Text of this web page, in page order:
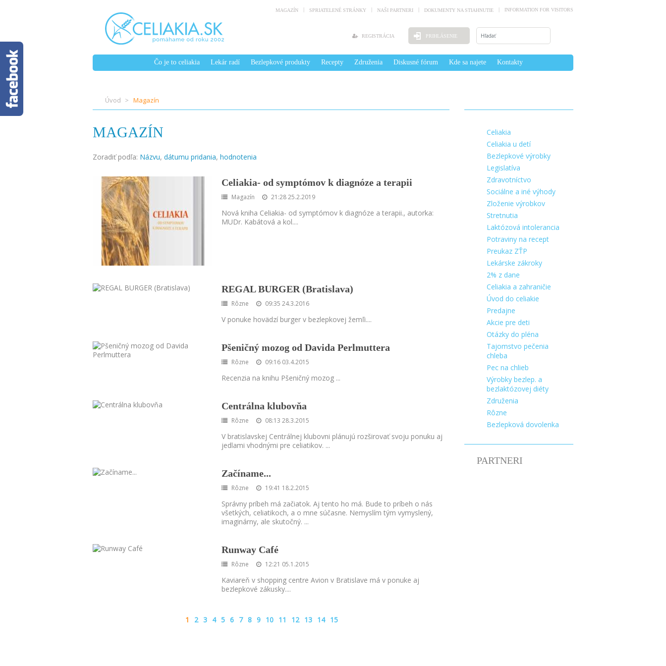
MAGAZÍN SPRIATELENÉ STRÁNKY NAŠI PARTNERI DOKUMENTY NA STIAHNUTIE INFORMATION FOR VISITORS
REGISTRÁCIA PRIHLÁSENIE
Čo je to celiakia Lekár radí Bezlepkové produkty Recepty Združenia Diskusné fórum Kde sa najete Kontakty
Úvod Magazín
MAGAZÍN
Zoradiť podľa: Názvu, dátumu pridania, hodnotenia
Celiakia- od symptómov k diagnóze a terapii
Magazín 21:28 25.2.2019
Nová kniha Celiakia- od symptómov k diagnóze a terapii., autorka:
MUDr. Kabátová a kol....
REGAL BURGER (Bratislava)
Rôzne 09:35 24.3.2016
V ponuke hovädzí burger v bezlepkovej žemľi....
Pšeničný mozog od Davida Perlmuttera
Rôzne 09:16 03.4.2015
Recenzia na knihu Pšeničný mozog ...
Centrálna klubovňa
Rôzne 08:13 28.3.2015
V bratislavskej Centrálnej klubovni plánujú rozširovať svoju ponuku aj
jedlami vhodnými pre celiatikov. ...
Začíname...
Rôzne 19:41 18.2.2015
Správny príbeh má začiatok. Aj tento ho má. Bude to príbeh o nás
všetkých, celiatikoch, a o mne súčasne. Nemyslím tým vymyslený,
imaginárny, ale skutočný. ...
Runway Café
Rôzne 12:21 05.1.2015
Kaviareň v shopping centre Avion v Bratislave má v ponuke aj
bezlepkové zákusky....
1 2 3 4 5 6 7 8 9 10 11 12 13 14 15
Celiakia
Celiakia u detí
Bezlepkové výrobky
Legislatíva
Zdravotníctvo
Sociálne a iné výhody
Zloženie výrobkov
Stretnutia
Laktózová intolerancia
Potraviny na recept
Preukaz ZŤP
Lekárske zákroky
2% z dane
Celiakia a zahraničie
Úvod do celiakie
Predajne
Akcie pre deti
Otázky do pléna
Tajomstvo pečenia
chleba
Pec na chlieb
Výrobky bezlep. a
bezlaktózovej diéty
Združenia
Rôzne
Bezlepková dovolenka
PARTNERI